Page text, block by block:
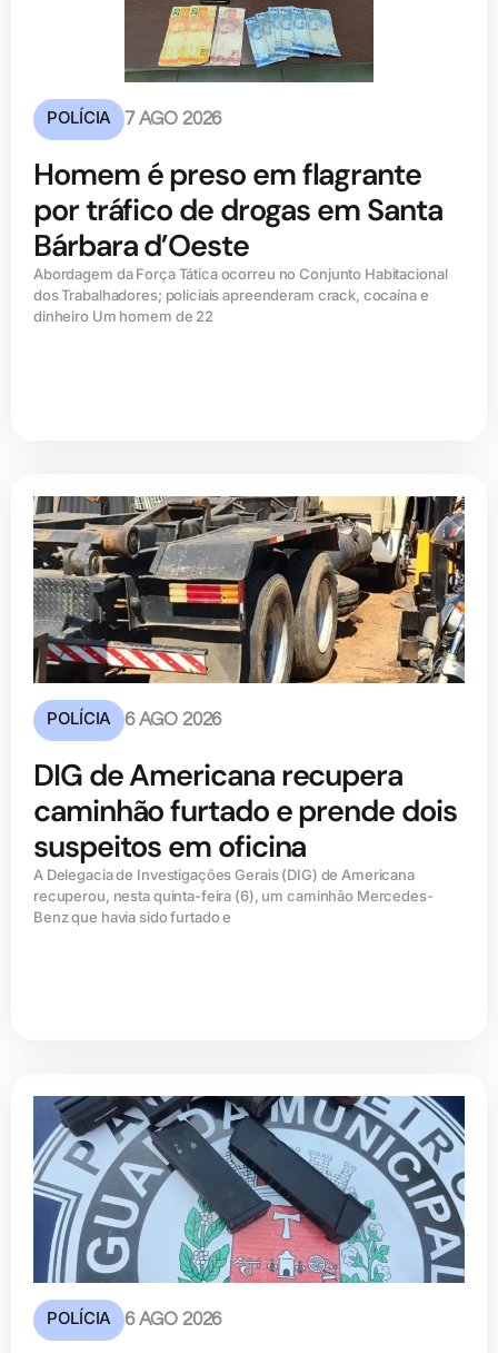
POLÍCIA 7 AGO 2026
Homem é preso em flagrante
por tráfico de drogas em Santa
Bárbara d’Oeste
Abordagem da Força Tática ocorreu no Conjunto Habitacional
dos Trabalhadores; policiais apreenderam crack, cocaína e
dinheiro Um homem de 22
POLÍCIA 6 AGO 2026
DIG de Americana recupera
caminhão furtado e prende dois
suspeitos em oficina
A Delegacia de Investigações Gerais (DIG) de Americana
recuperou, nesta quinta-feira (6), um caminhão Mercedes-
Benz que havia sido furtado e
POLÍCIA 6 AGO 2026